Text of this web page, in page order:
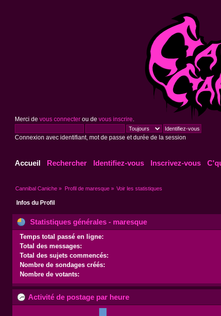
Merci de vous connecterou de vous inscrire
Connexion avec identifiant, mot de passe et durée de la session
Accueil Rechercher Identifiez-vous Inscrivez-vous
Cannibal Caniche » Profil de maresque» Voir les statistiques
Infos du Profil
Statistiques générales - maresque
Temps total passé en ligne:
Total des messages:
Total des sujets commencés:
Nombre de sondages créés:
Nombre de votants:
Activité de postage par heure